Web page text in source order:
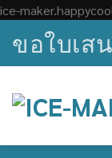
ice-
ขอใบเส